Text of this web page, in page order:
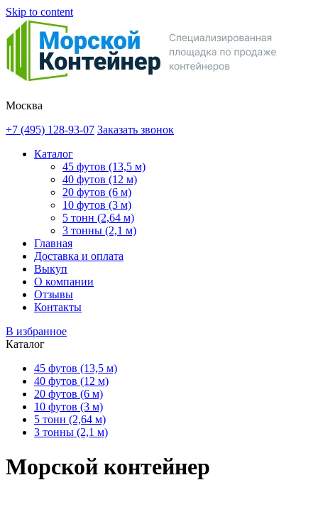
Skip to content
Москва
+7 (495) 128-93-07 Заказать звонок
Каталог
45 футов (13,5 м)
40 футов (12 м)
20 футов (6 м)
10 футов (3 м)
5 тонн (2,64 м)
3 тонны (2,1 м)
Главная
Доставка и оплата
Выкуп
О компании
Отзывы
Контакты
В избранное
Каталог
45 футов (13,5 м)
40 футов (12 м)
20 футов (6 м)
10 футов (3 м)
5 тонн (2,64 м)
3 тонны (2,1 м)
Морской контейнер